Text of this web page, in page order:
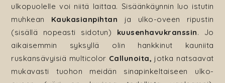
ulkopuolelle voi niitä laittaa. Sisäänkäynnin luo istutin
muhkean Kaukasianpihtan ja ulko-oveen ripustin
(sisällä nopeasti sidotun) kuusenhavukranssin. Jo
aikaisemmin syksyllä olin hankkinut kauniita
ruskansävyisiä multicolor Callunoita, jotka natsaavat
mukavasti tuohon meidän sinapinkeltaiseen ulko-